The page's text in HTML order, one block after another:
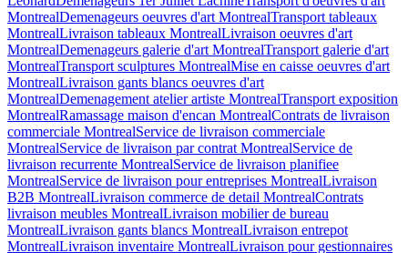
MontrealDemenageurs oeuvres d'art MontrealTransport tableaux
MontrealLivraison tableaux MontrealLivraison oeuvres d'art
MontrealDemenageurs galerie d'art MontrealTransport galerie d'art
MontrealTransport sculptures MontrealMise en caisse oeuvres d'art
MontrealLivraison gants blancs oeuvres d'art
MontrealDemenagement atelier artiste MontrealTransport exposition
MontrealRamassage maison d'encan MontrealContrats de livraison
commerciale MontrealService de livraison commerciale
MontrealService de livraison par contrat MontrealService de
livraison recurrente MontrealService de livraison planifiee
MontrealService de livraison pour entreprises MontrealLivraison
B2B MontrealLivraison commerce de detail MontrealContrats
livraison meubles MontrealLivraison mobilier de bureau
MontrealLivraison gants blancs MontrealLivraison entrepot
MontrealLivraison inventaire MontrealLivraison pour gestionnaires